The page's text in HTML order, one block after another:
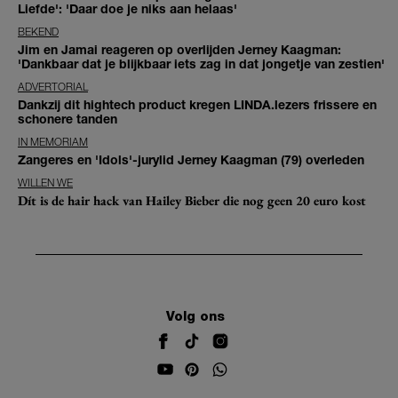
Liefde': 'Daar doe je niks aan helaas'
BEKEND
Jim en Jamai reageren op overlijden Jerney Kaagman:
'Dankbaar dat je blijkbaar iets zag in dat jongetje van zestien'
ADVERTORIAL
Dankzij dit hightech product kregen LINDA.lezers frissere en
schonere tanden
IN MEMORIAM
Zangeres en 'Idols'-jurylid Jerney Kaagman (79) overleden
WILLEN WE
Dít is de hair hack van Hailey Bieber die nog geen 20 euro kost
Volg ons